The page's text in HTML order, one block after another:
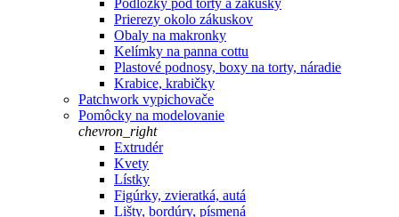
Podložky pod torty a zákusky
Prierezy okolo zákuskov
Obaly na makronky
Kelímky na panna cottu
Plastové podnosy, boxy na torty, náradie
Krabice, krabičky
Patchwork vypichovače
Pomôcky na modelovanie
chevron_right
Extrudér
Kvety
Lístky
Figúrky, zvieratká, autá
Lišty, bordúry, písmená